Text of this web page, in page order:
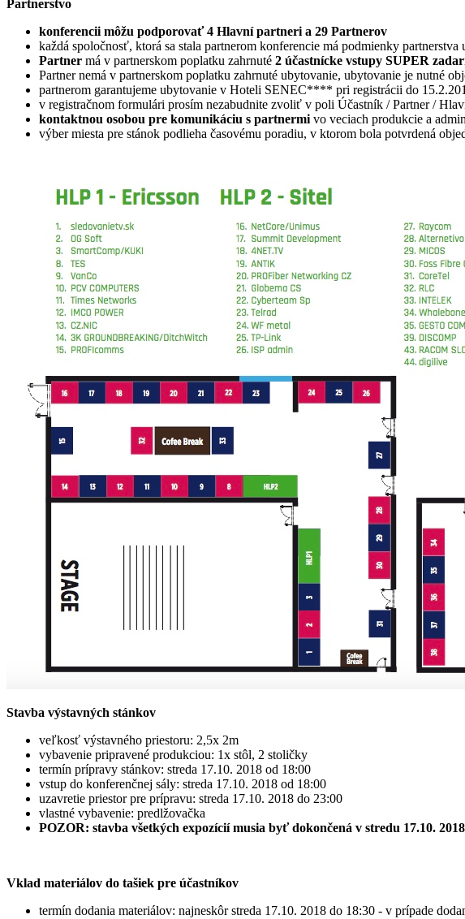
Partnerstvo
konferencii môžu podporovať 4 Hlavní partneri a 29 Partnerov
každá spoločnosť, ktorá sa stala partnerom konferencie má podmienky
Partner má v partnerskom poplatku zahrnuté 2 účastnícke vstupy SUPER
Partner nemá v partnerskom poplatku zahrnuté ubytovanie, ubytovanie je nutné
partnerom garantujeme ubytovanie v Hoteli SENEC**** pri registrácii do
v registračnom formulári prosím nezabudnite zvoliť v poli Účastník / Partner /
kontaktnou osobou pre komunikáciu s partnermi vo veciach produkcie a
výber miesta pre stánok podlieha časovému poradiu, v ktorom bola potvrdená
Stavba výstavných stánkov
veľkosť výstavného priestoru: 2,5x 2m
vybavenie pripravené produkciou: 1x stôl, 2 stoličky
termín prípravy stánkov: streda 17.10. 2018 od 18:00
vstup do konferenčnej sály: streda 17.10. 2018 od 18:00
uzavretie priestor pre prípravu: streda 17.10. 2018 do 23:00
vlastné vybavenie: predlžovačka
POZOR: stavba všetkých expozícií musia byť dokončená v stredu 17.10.
Vklad materiálov do tašiek pre účastníkov
termín dodania materiálov: najneskôr streda 17.10. 2018 do 18:30 - v prípade